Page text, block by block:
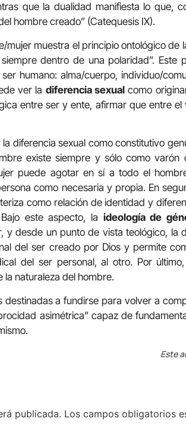
que la dualidad manifiesta lo que,
hombre creado” (Catequesis IX).
mujer muestra el principio ontológico de
dentro de una polaridad”. Este
humano: alma/cuerpo, individuo/
ver la diferencia sexual como
entre ser y ente, afirmar que entre
diferencia sexual como constitutivo
existe siempre y sólo como varón
puede agotar en sí a todo el
como necesaria y propia. En
como relación de identidad y
este aspecto, la ideología de
y desde un punto de vista teológico, la
del ser creado por Dios y permite
del ser personal, al otro. Por
la naturaleza del hombre.
a fundirse para volver a
asimétrica” capaz de
Este
publicada. Los campos obligatorios